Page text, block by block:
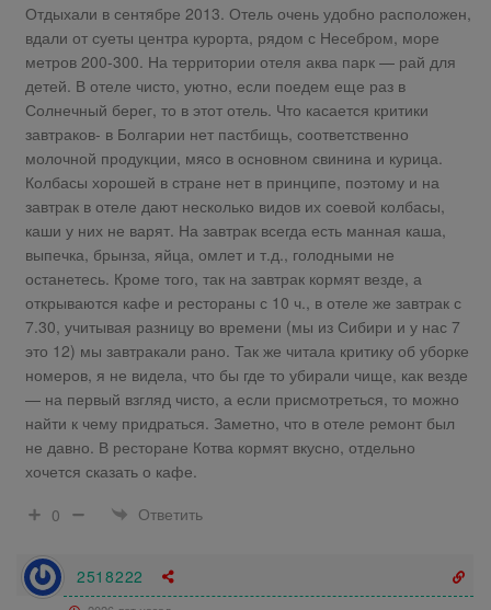
Отдыхали в сентябре 2013. Отель очень удобно расположен,
вдали от суеты центра курорта, рядом с Несебром, море
метров 200-300. На территории отеля аква парк — рай для
детей. В отеле чисто, уютно, если поедем еще раз в
Солнечный берег, то в этот отель. Что касается критики
завтраков- в Болгарии нет пастбищь, соответственно
молочной продукции, мясо в основном свинина и курица.
Колбасы хорошей в стране нет в принципе, поэтому и на
завтрак в отеле дают несколько видов их соевой колбасы,
каши у них не варят. На завтрак всегда есть манная каша,
выпечка, брынза, яйца, омлет и т.д., голодными не
останетесь. Кроме того, так на завтрак кормят везде, а
открываются кафе и рестораны с 10 ч., в отеле же завтрак с
7.30, учитывая разницу во времени (мы из Сибири и у нас 7
это 12) мы завтракали рано. Так же читала критику об уборке
номеров, я не видела, что бы где то убирали чище, как везде
— на первый взгляд чисто, а если присмотреться, то можно
найти к чему придраться. Заметно, что в отеле ремонт был
не давно. В ресторане Котва кормят вкусно, отдельно
хочется сказать о кафе.
0
Ответить
2518222